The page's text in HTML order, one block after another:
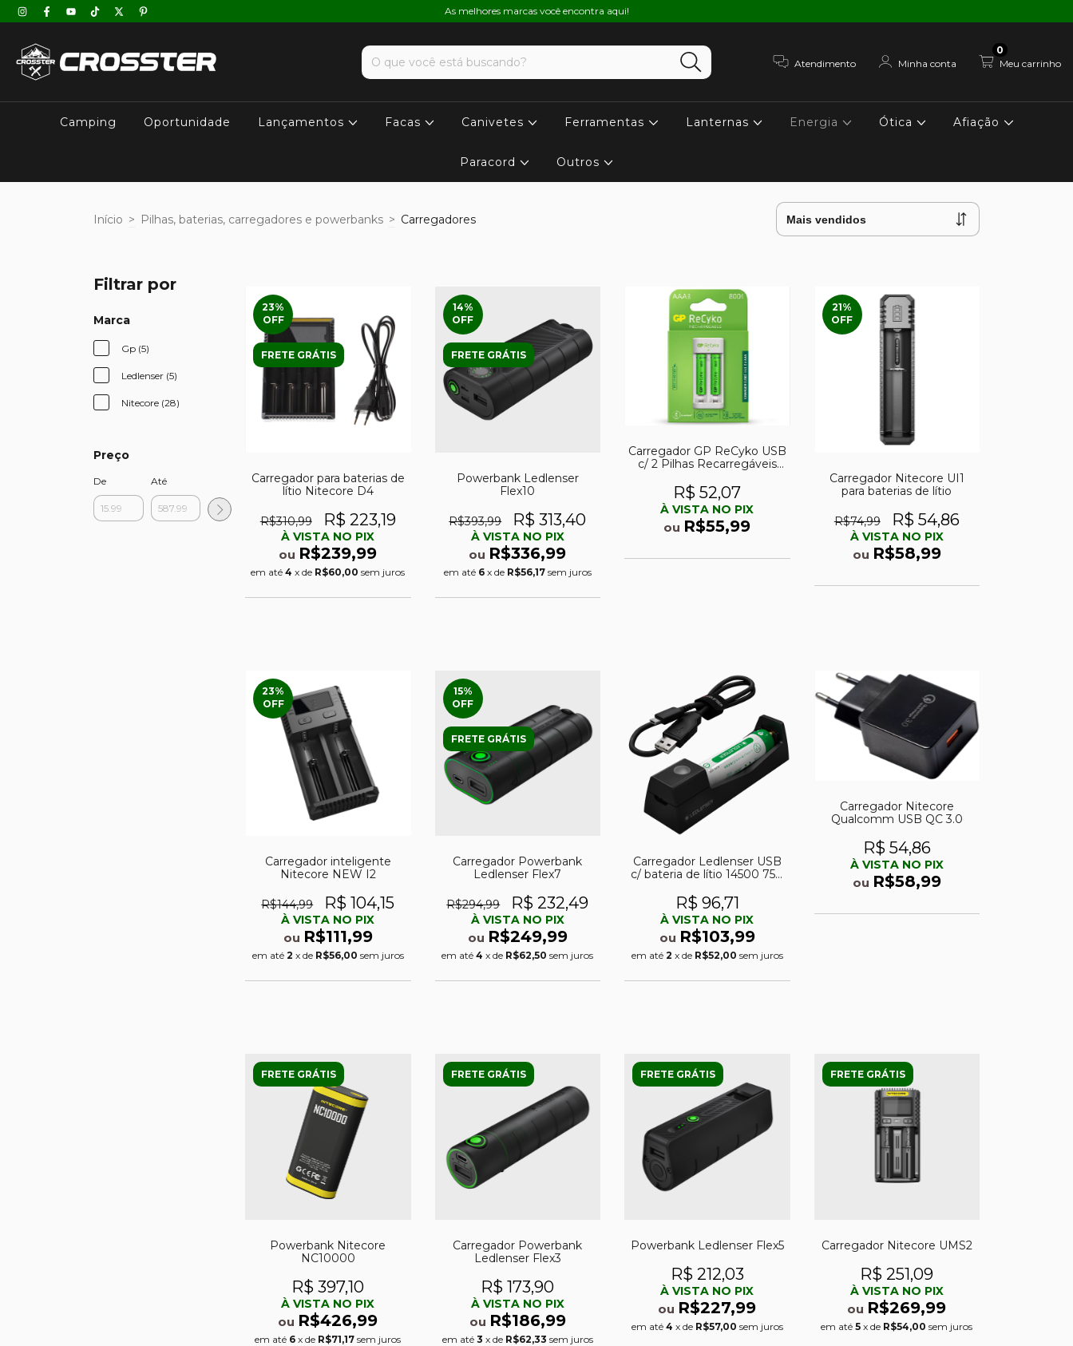
As melhores marcas você encontra aqui!
Atendimento Minha conta Meu carrinho
0
Camping Oportunidade Lançamentos Facas Canivetes Ferramentas Lanternas Energia Ótica Afiação
Paracord Outros
Início > Pilhas, baterias, carregadores e powerbanks > Carregadores
Filtrar por
Marca
Gp (5)
Ledlenser (5)
Nitecore (28)
Preço
De Até
23%
OFF
FRETE GRÁTIS
Carregador para baterias de
lítio Nitecore D4
R$310,99 R$ 223,19
À VISTA NO PIX
ou R$239,99
em até4 x de R$60,00 sem juros
14%
OFF
FRETE GRÁTIS
Powerbank Ledlenser
Flex10
R$393,99 R$ 313,40
À VISTA NO PIX
ou R$336,99
em até 6 x de R$56,17 sem juros
Carregador GP ReCyko USB
c/ 2 Pilhas Recarregáveis
R$ 52,07
À VISTA NO PIX
ou R$55,99
21%
OFF
Carregador Nitecore UI1
para baterias de lítio
R$74,99 R$ 54,86
À VISTA NO PIX
ou R$58,99
23%
OFF
Carregador inteligente
Nitecore NEW I2
R$144,99 R$ 104,15
À VISTA NO PIX
ou R$111,99
em até 2 x de R$56,00 sem juros
15%
OFF
FRETE GRÁTIS
Carregador Powerbank
Ledlenser Flex7
R$294,99 R$ 232,49
À VISTA NO PIX
ou R$249,99
em até4 x de R$62,50 sem juros
Carregador Ledlenser USB
c/ bateria de lítio 14500 750
R$ 96,71
À VISTA NO PIX
ou R$103,99
em até 2 x de R$52,00 sem juros
Carregador Nitecore
Qualcomm USB QC 3.0
R$ 54,86
À VISTA NO PIX
ou R$58,99
FRETE GRÁTIS
Powerbank Nitecore
NC10000
R$ 397,10
À VISTA NO PIX
ou R$426,99
em até 6 x de R$71,17 sem juros
FRETE GRÁTIS
Carregador Powerbank
Ledlenser Flex3
R$ 173,90
À VISTA NO PIX
ou R$186,99
em até 3 x de R$62,33 sem juros
FRETE GRÁTIS
Powerbank Ledlenser Flex5
R$ 212,03
À VISTA NO PIX
ou R$227,99
em até 4 x de R$57,00 sem juros
FRETE GRÁTIS
Carregador Nitecore UMS2
R$ 251,09
À VISTA NO PIX
ou R$269,99
em até5 x de R$54,00 sem juros